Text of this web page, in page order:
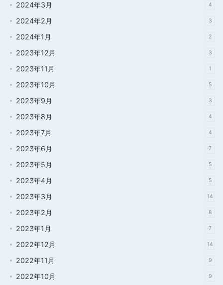
2024年3月 4
2024年2月 3
2024年1月 2
2023年12月 3
2023年11月 1
2023年10月 5
2023年9月 3
2023年8月 4
2023年7月 4
2023年6月 7
2023年5月 5
2023年4月 5
2023年3月 14
2023年2月 8
2023年1月 7
2022年12月 14
2022年11月 9
2022年10月 9